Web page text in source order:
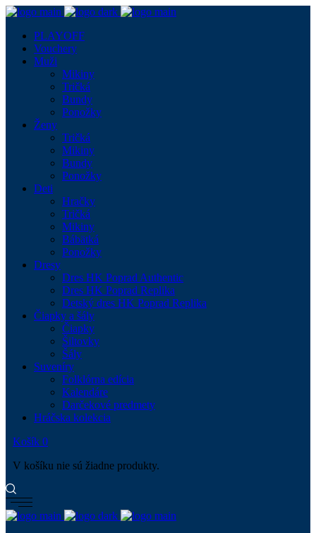
PLAYOFF
Vouchery
Muži
Mikiny
Tričká
Bundy
Ponožky
Ženy
Tričká
Mikiny
Bundy
Ponožky
Deti
Hračky
Tričká
Mikiny
Bábätká
Ponožky
Dresy
Dres HK Poprad Authentic
Dres HK Poprad Replika
Detský dres HK Poprad Replika
Čiapky a šály
Čiapky
Šiltovky
Šály
Suveníry
Folklórna edícia
Kalendáre
Darčekové predmety
Hráčska kolekcia
Košík 0
V košíku nie sú žiadne produkty.